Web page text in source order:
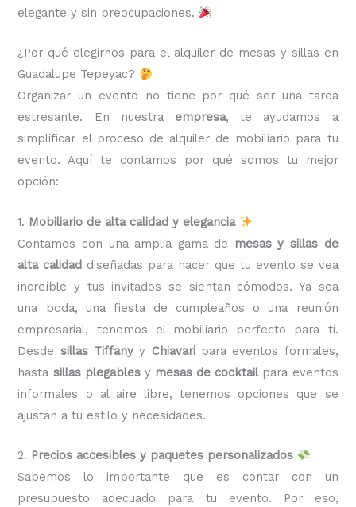
elegante y sin preocupaciones.
¿Por qué elegirnos para el alquiler de mesas y sillas en
Guadalupe Tepeyac?
Organizar un evento no tiene por qué ser una tarea
estresante. En nuestra empresa, te ayudamos a
simplificar el proceso de alquiler de mobiliario para tu
evento. Aquí te contamos por qué somos tu mejor
opción:
1. Mobiliario de alta calidad y elegancia
Contamos con una amplia gama de
mesas y sillas de
alta calidad diseñadas para hacer que tu evento se vea
increíble y tus invitados se sientan cómodos. Ya sea
una boda, una fiesta de cumpleaños o una reunión
empresarial, tenemos el mobiliario perfecto para ti.
Desde sillas Tiffany y Chiavaripara eventos formales,
hasta sillas plegablesy mesas de cocktailpara eventos
informales o al aire libre, tenemos opciones que se
ajustan a tu estilo y necesidades.
2. Precios accesibles y paquetes personalizados
Sabemos lo importante que es contar con un
presupuesto adecuado para tu evento. Por eso,